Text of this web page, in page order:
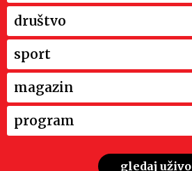
društvo
sport
magazin
program
gledaj uživo